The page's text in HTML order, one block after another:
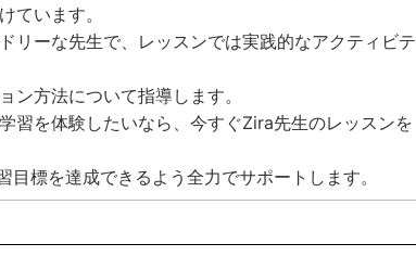
ています。
リーな先生で、レッスンでは実践的なアクティビテ
ン方法について指導します。
習を体験したいなら、今すぐZira先生のレッスンを
目標を達成できるよう全力でサポートします。